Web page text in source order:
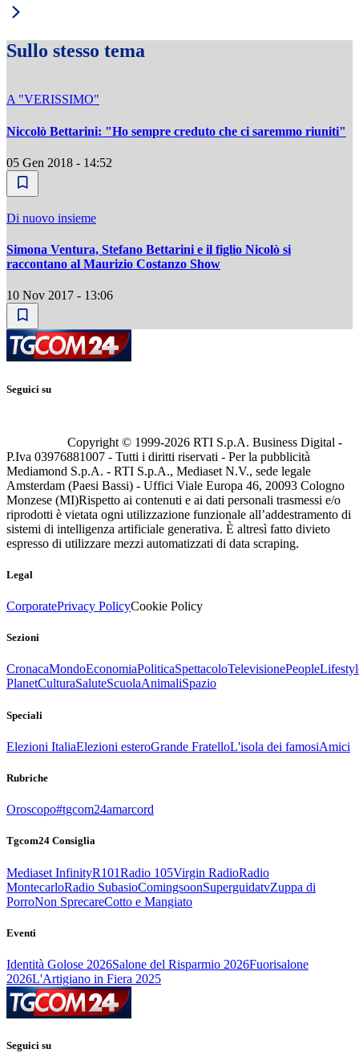
Sullo stesso tema
A "VERISSIMO"
Niccolò Bettarini: "Ho sempre creduto che ci saremmo riuniti"
05 Gen 2018 - 14:52
Di nuovo insieme
Simona Ventura, Stefano Bettarini e il figlio Nicolò si
raccontano al Maurizio Costanzo Show
10 Nov 2017 - 13:06
Seguici su
Copyright © 1999-2026 RTI S.p.A. Business Digital -
P.Iva 03976881007 - Tutti i diritti riservati - Per la pubblicità
Mediamond S.p.A. - RTI S.p.A., Mediaset N.V., sede legale
Amsterdam (Paesi Bassi) - Uffici Viale Europa 46, 20093 Cologno
Monzese (MI)Rispetto ai contenuti e ai dati personali trasmessi e/o
riprodotti è vietata ogni utilizzazione funzionale all’addestramento di
sistemi di intelligenza artificiale generativa. È altresì fatto divieto
espresso di utilizzare mezzi automatizzati di data scraping.
Legal
CorporatePrivacy PolicyCookie Policy
Sezioni
CronacaMondoEconomiaPoliticaSpettacoloTelevisionePeople
PlanetCulturaSaluteScuolaAnimaliSpazio
Speciali
Elezioni ItaliaElezioni esteroGrande FratelloL'isola dei famosiAmici
Rubriche
Oroscopo#tgcom24amarcord
Tgcom24 Consiglia
Mediaset InfinityR101Radio 105Virgin RadioRadio
MontecarloRadio SubasioComingsoonSuperguidatvZuppa di
PorroNon SprecareCotto e Mangiato
Eventi
Identità Golose 2026Salone del Risparmio 2026Fuorisalone
2026L'Artigiano in Fiera 2025
Seguici su